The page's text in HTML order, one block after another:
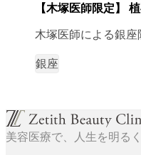
【木塚医師限定】
木塚医師による銀座
銀座
美容医療で、人生を明るく